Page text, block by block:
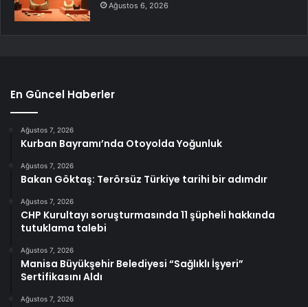
Ağustos 6, 2026
En Güncel Haberler
Ağustos 7, 2026
Kurban Bayramı’nda Otoyolda Yoğunluk
Ağustos 7, 2026
Bakan Göktaş: Terörsüz Türkiye tarihi bir adımdır
Ağustos 7, 2026
CHP Kurultayı soruşturmasında 11 şüpheli hakkında
tutuklama talebi
Ağustos 7, 2026
Manisa Büyükşehir Belediyesi “Sağlıklı İşyeri”
Sertifikasını Aldı
Ağustos 7, 2026